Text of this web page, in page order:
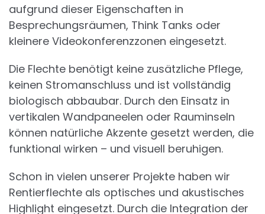
aufgrund dieser Eigenschaften in
Besprechungsräumen, Think Tanks oder
kleinere Videokonferenzzonen eingesetzt.
Die Flechte benötigt keine zusätzliche Pflege,
keinen Stromanschluss und ist vollständig
biologisch abbaubar. Durch den Einsatz in
vertikalen Wandpaneelen oder Rauminseln
können natürliche Akzente gesetzt werden, die
funktional wirken – und visuell beruhigen.
Schon in vielen unserer Projekte haben wir
Rentierflechte als optisches und akustisches
Highlight eingesetzt. Durch die Integration der